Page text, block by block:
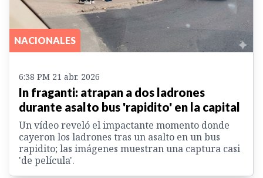
NACIONALES
6:38 PM 21 abr. 2026
In fraganti: atrapan a dos ladrones
durante asalto bus 'rapidito' en la capital
Un vídeo reveló el impactante momento donde
cayeron los ladrones tras un asalto en un bus
rapidito; las imágenes muestran una captura casi
'de película'.